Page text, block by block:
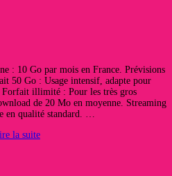
: 10 Go par mois en France. Prévisions
50 Go : Usage intensif, adapte pour
Forfait illimité : Pour les très gros
de 20 Mo en moyenne. Streaming
en qualité standard. …
la suite